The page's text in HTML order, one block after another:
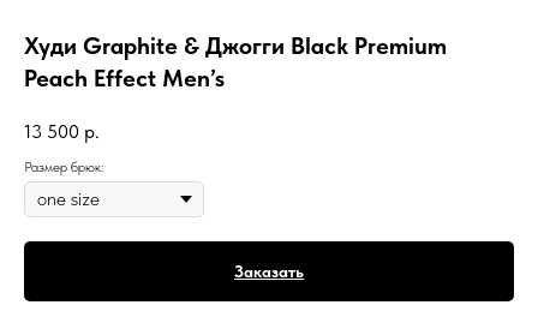
Худи Graphite & Джогги Black Premium
Peach Effect Men’s
13 500 р.
Размер брюк:
Заказать